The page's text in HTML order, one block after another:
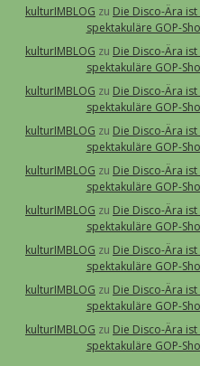
kulturIMBLOG zu Die Disco-Ära
spektakuläre GOP-
kulturIMBLOG zu Die Disco-Ära
spektakuläre GOP-
kulturIMBLOG zu Die Disco-Ära
spektakuläre GOP-
kulturIMBLOG zu Die Disco-Ära
spektakuläre GOP-
kulturIMBLOG zu Die Disco-Ära
spektakuläre GOP-
kulturIMBLOG zu Die Disco-Ära
spektakuläre GOP-
kulturIMBLOG zu Die Disco-Ära
spektakuläre GOP-
kulturIMBLOG zu Die Disco-Ära
spektakuläre GOP-
kulturIMBLOG zu Die Disco-Ära
spektakuläre GOP-